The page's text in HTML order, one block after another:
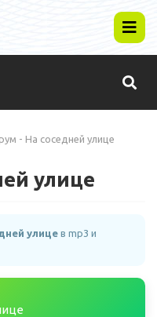
- На соседней улице
улице
улице в mp3 и